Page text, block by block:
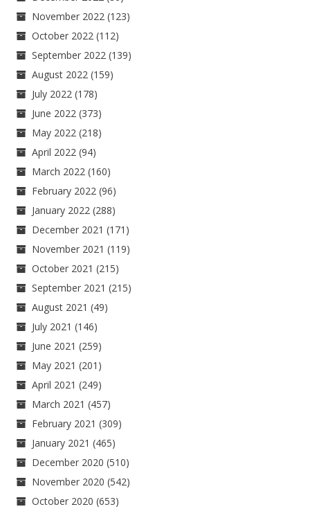
November 2022 (123)
October 2022 (112)
September 2022 (139)
August 2022 (159)
July 2022 (178)
June 2022 (373)
May 2022 (218)
April 2022 (94)
March 2022 (160)
February 2022 (96)
January 2022 (288)
December 2021 (171)
November 2021 (119)
October 2021 (215)
September 2021 (215)
August 2021 (49)
July 2021 (146)
June 2021 (259)
May 2021 (201)
April 2021 (249)
March 2021 (457)
February 2021 (309)
January 2021 (465)
December 2020 (510)
November 2020 (542)
October 2020 (653)